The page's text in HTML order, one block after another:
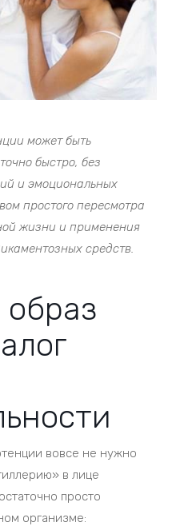
может быть
быстро, без
и эмоциональных
простого пересмотра
жизни и применения
средств.
вовсе не нужно
в лице
просто
организме: